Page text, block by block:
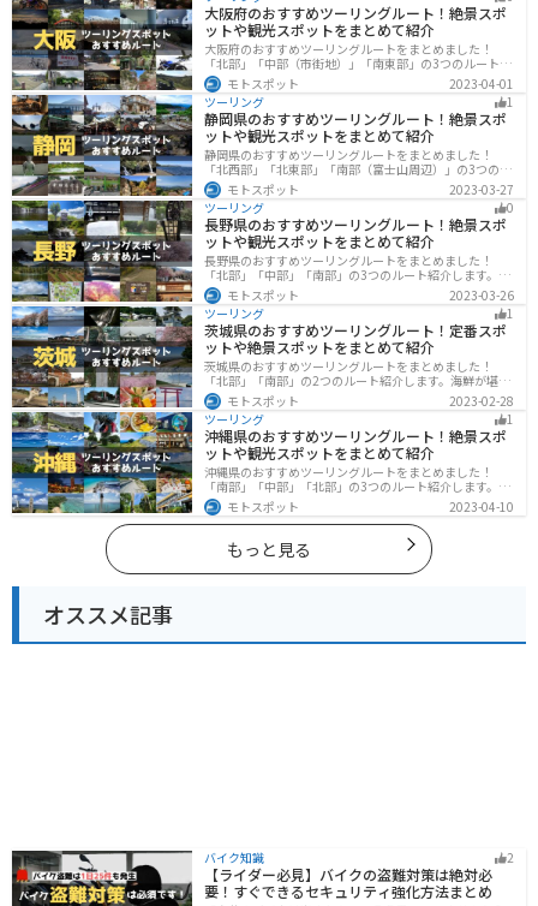
大阪府のおすすめツーリングルート！絶景スポ
ットや観光スポットをまとめて紹介
大阪府のおすすめツーリングルートをまとめました！
「北部」「中部（市街地）」「南東部」の3つのルート紹
介します。歴史と近代が融合した魅力的なエリアで様々
な楽しみ方ができます。バイクで大阪府にツーリングに
行く際は参考にしてください。
モトスポット
2023-04-01
ツーリング
1
静岡県のおすすめツーリングルート！絶景スポ
ットや観光スポットをまとめて紹介
静岡県のおすすめツーリングルートをまとめました！
「北西部」「北東部」「南部（富士山周辺）」の3つのル
ート紹介します。富士山を中心に自然豊かな景色や食事
を楽しめるスポットが多数あります。バイクで静岡県に
ツーリングに行く際は参考にしてください。
モトスポット
2023-03-27
ツーリング
0
長野県のおすすめツーリングルート！絶景スポ
ットや観光スポットをまとめて紹介
長野県のおすすめツーリングルートをまとめました！
「北部」「中部」「南部」の3つのルート紹介します。諏
訪湖やビーナスラインのような全国でも有名なツーリン
グスポットが多数あります。バイクで長野県にツーリン
グに行く際は参考にしてください。
モトスポット
2023-03-26
ツーリング
1
茨城県のおすすめツーリングルート！定番スポ
ットや絶景スポットをまとめて紹介
茨城県のおすすめツーリングルートをまとめました！
「北部」「南部」の2つのルート紹介します。海鮮が堪能
できる港や梅の景勝地、自然豊かな山々があるのでツー
リングにもってこいです。バイクで茨城県にツーリング
に行く際は参考にしてください。
モトスポット
2023-02-28
ツーリング
1
沖縄県のおすすめツーリングルート！絶景スポ
ットや観光スポットをまとめて紹介
沖縄県のおすすめツーリングルートをまとめました！
「南部」「中部」「北部」の3つのルート紹介します。美
しいビーチや歴史と文化に溢れたスポットが多数あり、
様々な楽しみ方ができます。バイクで沖縄県にツーリン
グに行く際は参考にしてください。
モトスポット 2023-04-10
もっと見る
オススメ記事
バイク知識 2
【ライダー必見】バイクの盗難対策は絶対必
要！すぐできるセキュリティ強化方法まとめ